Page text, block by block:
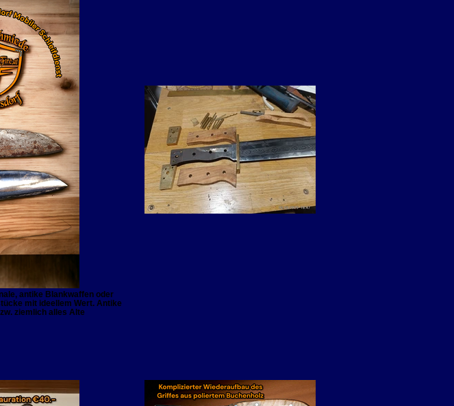
antike Blankwaffen oder
mit ideellem Wert. Antike
ziemlich alles Alte